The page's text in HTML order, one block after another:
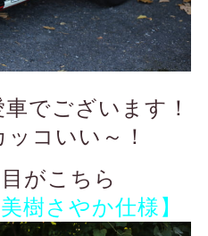
でございます！
コいい～！
がこちら
樹さやか仕様】